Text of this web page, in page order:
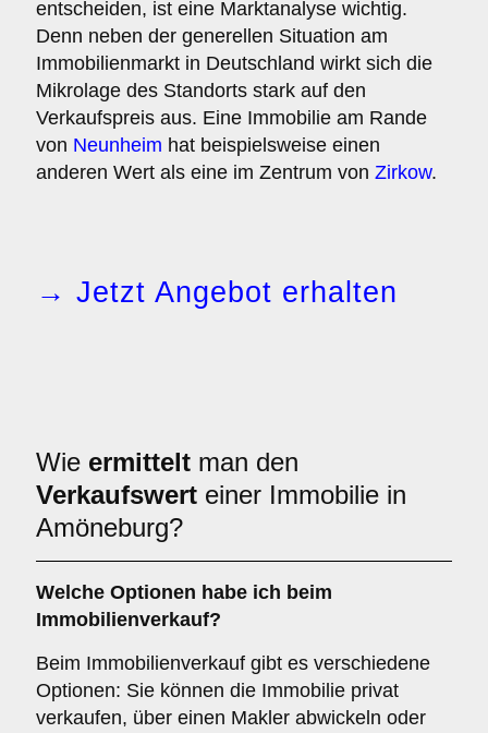
entscheiden, ist eine Marktanalyse wichtig.
Denn neben der generellen Situation am
Immobilienmarkt in Deutschland wirkt sich die
Mikrolage des Standorts stark auf den
Verkaufspreis aus. Eine Immobilie am Rande
von Neunheim hat beispielsweise einen
anderen Wert als eine im Zentrum von Zirkow.
→ Jetzt Angebot erhalten
Wie ermittelt man den
Verkaufswert einer Immobilie in
Amöneburg?
Welche Optionen habe ich beim
Immobilienverkauf?
Beim Immobilienverkauf gibt es verschiedene
Optionen: Sie können die Immobilie privat
verkaufen, über einen Makler abwickeln oder